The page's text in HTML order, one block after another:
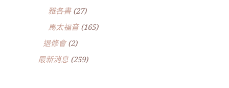
雅各書(27)
馬太福音(165)
退修會(2)
最新消息 (259)